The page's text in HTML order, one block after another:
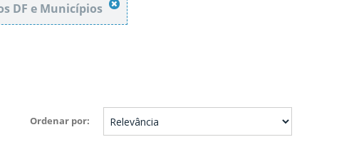
DF e Municípios
Ordenar por